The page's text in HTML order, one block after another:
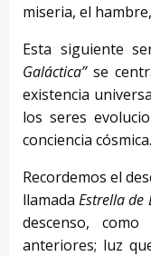
miseria, el
Esta siguiente
Galáctica” se
existencia
los seres
conciencia cósmica.
Recordemos el
llamadaEstrella de
descenso,
anteriores; luz